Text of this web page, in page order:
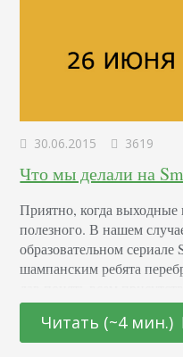
30.06.2015 3619
Что мы делали на
Приятно, когда выходные
полезного. В нашем
образовательном
шампанским ребята
дав понять всем
серьезное дело, совсем
сюжет второй серии
каждого была своя роль,
Читать (~4 мин.)